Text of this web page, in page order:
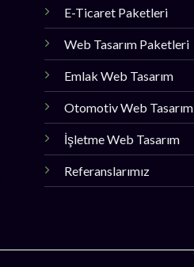
E-Ticaret Paketleri
Web Tasarım Paketleri
Emlak Web Tasarım
Otomotiv Web Tasarım
İşletme Web Tasarım
Referanslarımız